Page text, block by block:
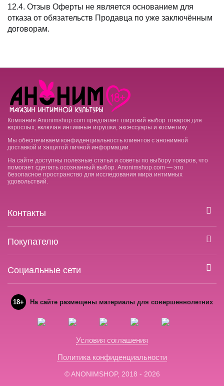
12.4. Отзыв Оферты не является основанием для
отказа от обязательств Продавца по уже заключённым
договорам.
Компания Anonimshop.com предлагает широкий выбор товаров для
взрослых, включая интимные игрушки, аксессуары и косметику.
Мы обеспечиваем конфиденциальность клиентов с анонимной
доставкой и защитой личной информации.
На сайте доступны полезные статьи и советы по выбору товаров, что
помогает сделать осознанный выбор. Anonimshop.com — это
безопасное пространство для исследования мира интимных
удовольствий.
Контакты
Покупателю
Социальные сети
18+ На сайте размещены материалы для совершеннолетних
Условия соглашения
Политика конфиденциальности
© ANONIMSHOP, 2018 - 2026